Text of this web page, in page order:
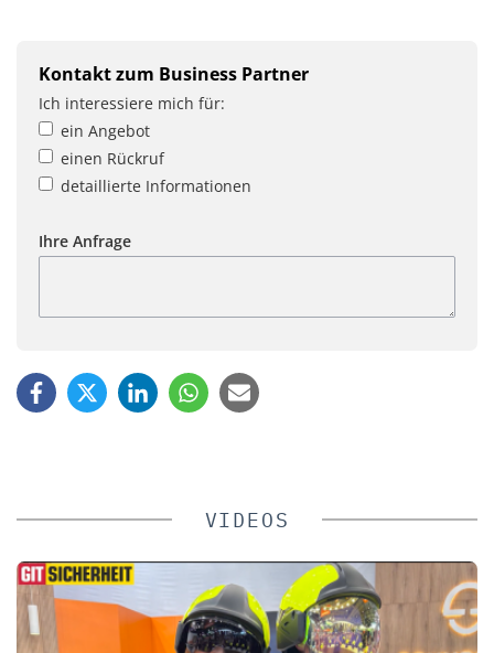
Kontakt zum Business Partner
Ich interessiere mich für:
ein Angebot
einen Rückruf
detaillierte Informationen
Ihre Anfrage
VIDEOS